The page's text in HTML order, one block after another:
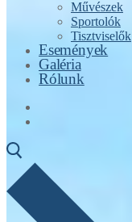
Művészek
Sportolók
Tisztviselők
Események
Galéria
Rólunk